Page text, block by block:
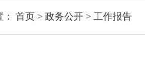
首页 > 政务公开 > 工作报告